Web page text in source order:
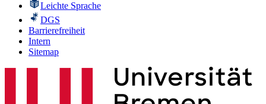
Leichte Sprache
DGS
Barrierefreiheit
Intern
Sitemap